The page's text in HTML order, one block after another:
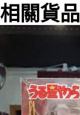
相關貨品